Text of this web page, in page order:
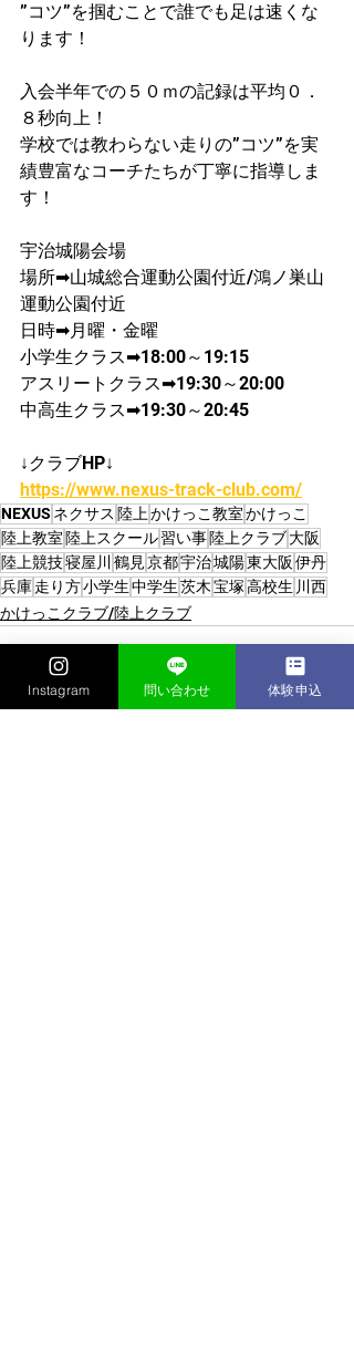
”コツ”を掴むことで誰でも足は速くな
ります！
入会半年での５０ｍの記録は平均０．
８秒向上！​
学校では教わらない走りの”コツ”を実
績豊富なコーチたちが丁寧に指導しま
す！
宇治城陽会場
場所➡山城総合運動公園付近/鴻ノ巣山
運動公園付近
日時➡月曜・金曜
​小学生クラス➡18:00～19:15
アスリートクラス➡19:30～20:00
中高生クラス➡19:30～20:45
↓クラブHP↓
https://www.nexus-track-club.com/
NEXUS ネクサス 陸上かけっこ教室かけっこ
陸上教室 陸上スクール習い事陸上クラブ大阪
陸上競技寝屋川 鶴見京都宇治城陽東大阪 伊丹
兵庫走り方小学生中学生茨木宝塚高校生 川西
かけっこクラブ/陸上クラブ
Instagram 問い合わせ 体験申込